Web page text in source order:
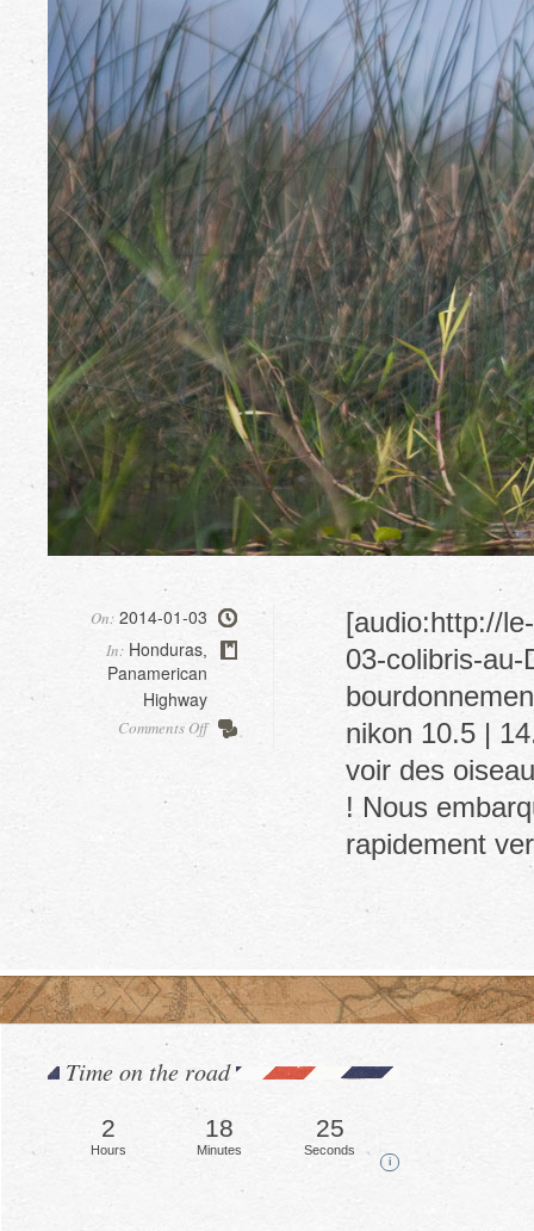
On: 2014-01-03
In: Honduras
Panamerican
Highway
Comments Offon
[audio:http://
03-colibris-
nikon 10.5 |
voir des
! Nous
rapidement
Time on the road
2
Hours
18
Minutes
29
Seconds
i